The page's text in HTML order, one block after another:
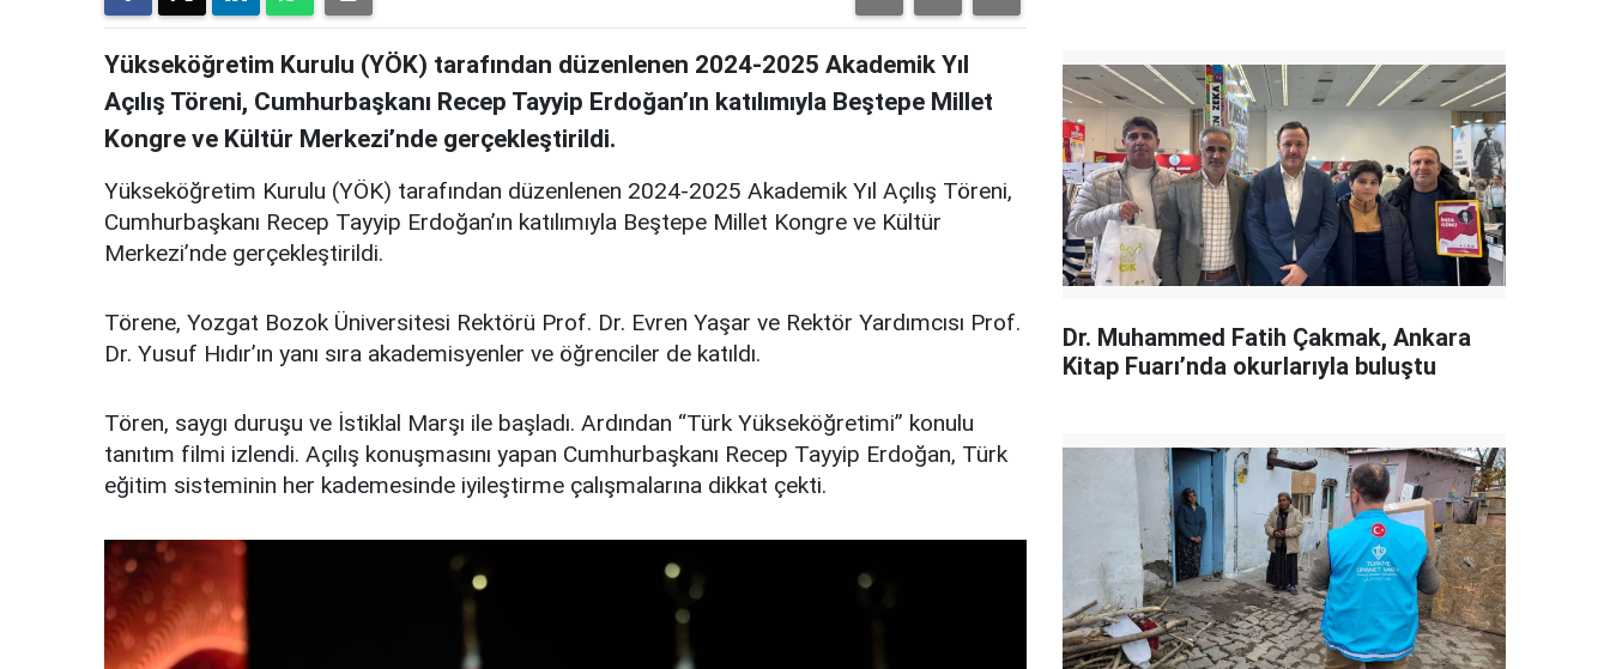
Yükseköğretim Kurulu (YÖK) tarafından düzenlenen 2024-2025 Akademik Yıl
Açılış Töreni, Cumhurbaşkanı Recep Tayyip Erdoğan’ın katılımıyla Beştepe Millet
Kongre ve Kültür Merkezi’nde gerçekleştirildi.
Yükseköğretim Kurulu (YÖK) tarafından düzenlenen 2024-2025 Akademik Yıl Açılış Töreni,
Cumhurbaşkanı Recep Tayyip Erdoğan’ın katılımıyla Beştepe Millet Kongre ve Kültür
Merkezi’nde gerçekleştirildi.
Törene, Yozgat Bozok Üniversitesi Rektörü Prof. Dr. Evren Yaşar ve Rektör Yardımcısı Prof.
Dr. Yusuf Hıdır’ın yanı sıra akademisyenler ve öğrenciler de katıldı.
Tören, saygı duruşu ve İstiklal Marşı ile başladı. Ardından “Türk Yükseköğretimi” konulu
tanıtım filmi izlendi. Açılış konuşmasını yapan Cumhurbaşkanı Recep Tayyip Erdoğan, Türk
eğitim sisteminin her kademesinde iyileştirme çalışmalarına dikkat çekti.
Dr. Muhammed Fatih Çakmak, Ankara
Kitap Fuarı’nda okurlarıyla buluştu